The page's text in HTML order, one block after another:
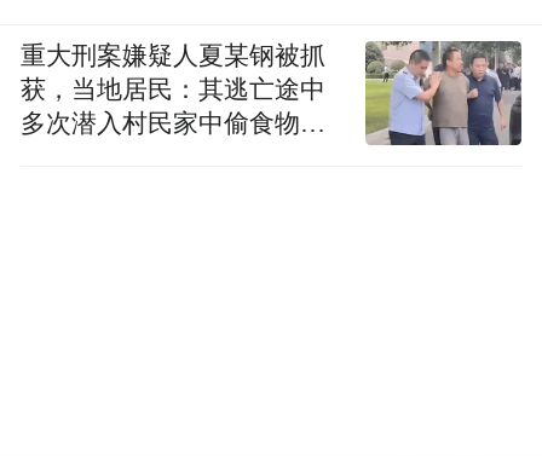
重大刑案嫌疑人夏某钢被抓
获，当地居民：其逃亡途中
多次潜入村民家中偷食物被